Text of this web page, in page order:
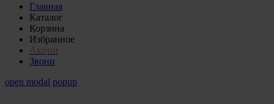
Главная
Каталог
Корзина
Избранное
Акции
Звони
open modal popup